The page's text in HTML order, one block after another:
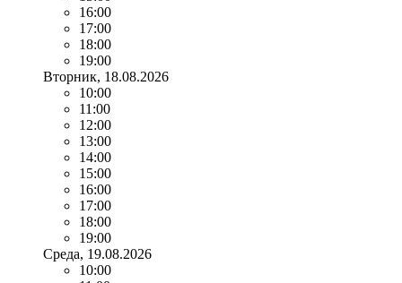
16:00
17:00
18:00
19:00
Вторник, 18.08.2026
10:00
11:00
12:00
13:00
14:00
15:00
16:00
17:00
18:00
19:00
Среда, 19.08.2026
10:00